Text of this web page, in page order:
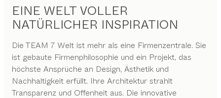
EINE WELT VOLLER
NATÜRLICHER INSPIRATION
Die TEAM 7 Welt ist mehr als eine Firmenzentrale. Sie
ist gebaute Firmenphilosophie und ein Projekt, das
höchste Ansprüche an Design, Ästhetik und
Nachhaltigkeit erfüllt. Ihre Architektur strahlt
Transparenz und Offenheit aus. Die innovative